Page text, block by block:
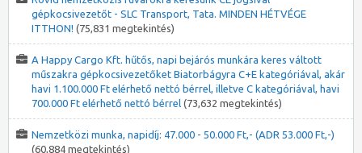
gépkocsivezetőt - SLC Transport, Tata. MINDEN HÉTVÉGE
ITTHON! (75,831 megtekintés)
A Happy Cargo Kft. hűtős, napi bejárós munkára keres váltott
műszakra gépkocsivezetőket Biatorbágyra C+E kategóriával, akár
havi 1.100.000 Ft elérhető nettó bérrel, illetve C kategóriával, havi
700.000 Ft elérhető nettó bérrel (73,632 megtekintés)
Nemzetközi munka, napidíj: 47.000 - 50.000 Ft,- (ADR 53.000 Ft,-)
(60,884 megtekintés)